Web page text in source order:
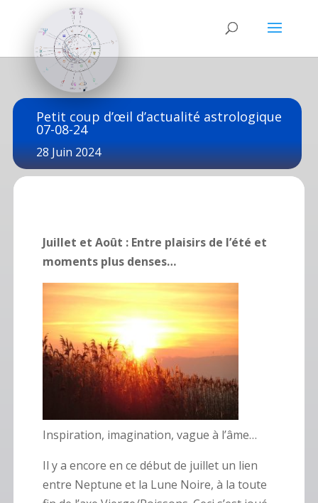
Petit coup d’œil d’actualité astrologique
07-08-24
28 Juin 2024
Juillet et Août : Entre plaisirs de l’été et
moments plus denses…
Inspiration, imagination, vague à l’âme…
Il y a encore en ce début de juillet un lien
entre Neptune et la Lune Noire, à la toute